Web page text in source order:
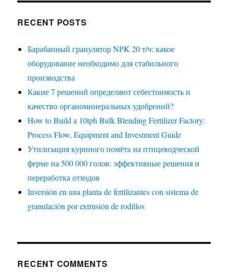
RECENT POSTS
Барабанный гранулятор NPK 20 т/ч: какое
оборудование необходимо для стабильного
производства
Какие 7 решений определяют себестоимость и
качество органоминеральных удобрений?
How to Build a 10tph Bulk Blending Fertilizer Factory:
Process Flow, Equipment and Investment Guide
Утилизация куриного помёта на птицеводческой
ферме на 500 000 голов: эффективные решения и
переработка отходов
Inversión en una planta de fertilizantes con sistema de
granulación por extrusión de rodillos
RECENT COMMENTS